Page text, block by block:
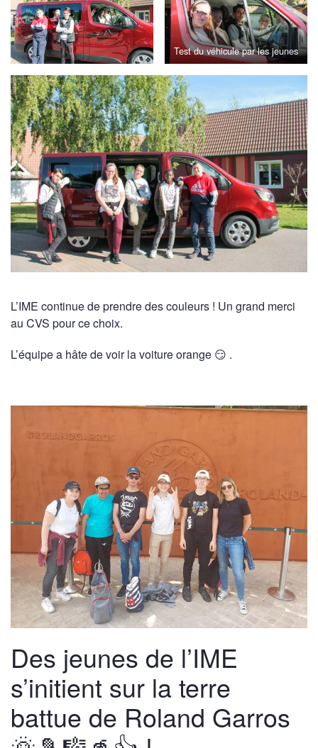
Test du véhicule par les jeunes
L’IME continue de prendre des couleurs ! Un grand merci
au CVS pour ce choix.
L’équipe a hâte de voir la voiture orange 😏 .
Des jeunes de l’IME
s’initient sur la terre
battue de Roland Garros